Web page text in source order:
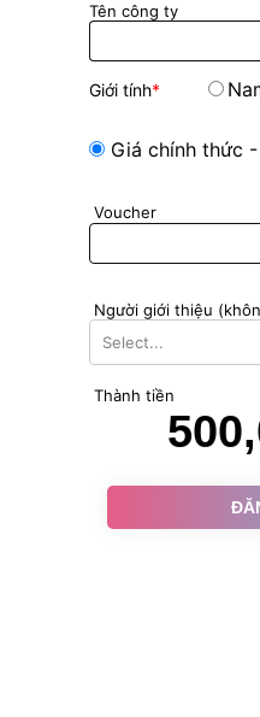
Tên công ty
Giới tính
Giá chính thức
Voucher
Người giới thiệu
Select...
Thành tiền